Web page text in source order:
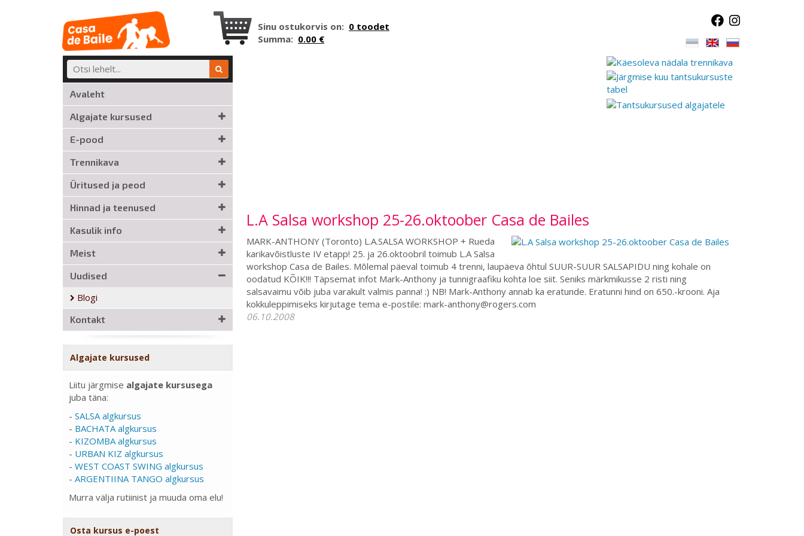
Sinu ostukorvis on: 0 toodet
Summa: 0.00 €
Avaleht
Algajate kursused
E-pood
Trennikava
Üritused ja peod
Hinnad ja teenused
Kasulik info
Meist
Uudised
Blogi
Kontakt
Algajate kursused
Liitu järgmise algajate kursusega
juba täna:
- SALSA algkursus
- BACHATA algkursus
- KIZOMBA algkursus
- URBAN KIZ algkursus
- WEST COAST SWING algkursus
- ARGENTIINA TANGO algkursus
Murra välja rutiinist ja muuda oma elu!
Osta kursus e-poest
L.A Salsa workshop 25-26.oktoober Casa de Bailes
MARK-ANTHONY (Toronto) L.A.SALSA WORKSHOP + Rueda
karikavõistluste IV etapp! 25. ja 26.oktoobril toimub L.A Salsa
workshop Casa de Bailes. Mõlemal päeval toimub 4 trenni, laupäeva õhtul SUUR-SUUR SALSAPIDU ning kohale on
oodatud KÕIK!!! Täpsemat infot Mark-Anthony ja tunnigraafiku kohta loe siit. Seniks märkmikusse 2 risti ning
salsavaimu võib juba varakult valmis panna! :) NB! Mark-Anthony annab ka eratunde. Eratunni hind on 650.-krooni. Aja
kokkuleppimiseks kirjutage tema e-postile: mark-anthony@rogers.com
06.10.2008